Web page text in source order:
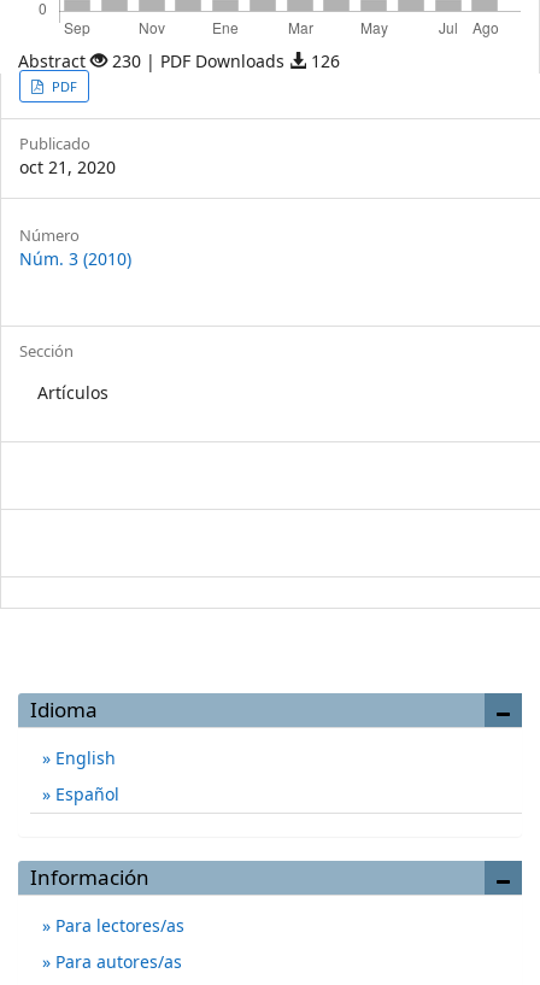
Abstract 230 | PDF Downloads 126
Article
Sidebar
PDF
Publicado
oct 21, 2020
Article
Details
Número
Núm. 3 (2010)
Sección
Artículos
Idioma
English
Español
Información
Para lectores/as
Para autores/as